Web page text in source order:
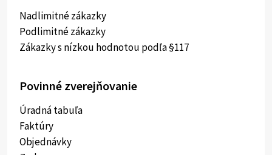
Nadlimitné zákazky
Podlimitné zákazky
Zákazky s nízkou hodnotou podľa §117
Povinné zverejňovanie
Úradná tabuľa
Faktúry
Objednávky